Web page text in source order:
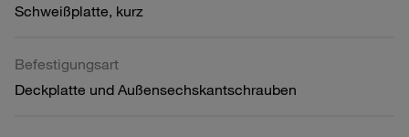
Schweißplatte, kurz
Befestigungsart
Deckplatte und Außensechskantschrauben